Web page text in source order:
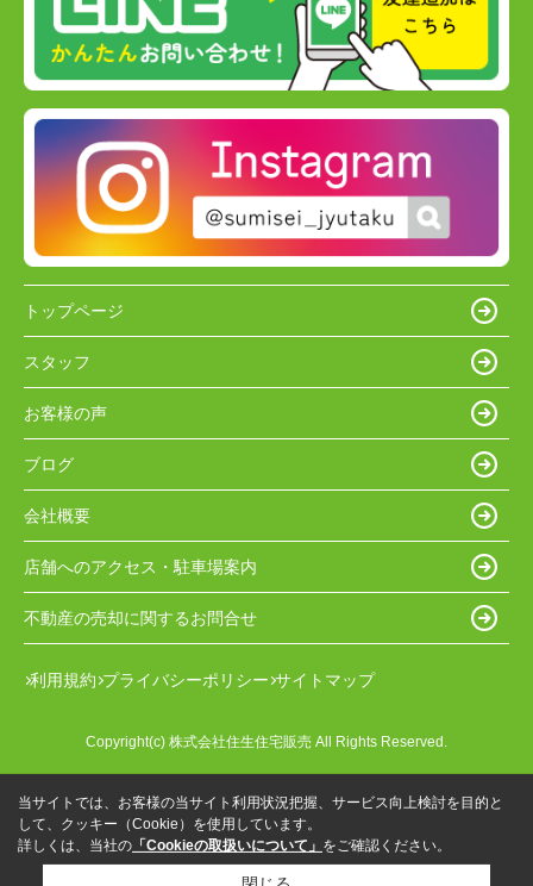
トップページ
スタッフ
お客様の声
ブログ
会社概要
店舗へのアクセス・駐車場案内
不動産の売却に関するお問合せ
利用規約 プライバシーポリシー サイトマップ
Copyright(c) 株式会社住生住宅販売 All Rights Reserved.
当サイトでは、お客様の当サイト利用状況把握、サービス向上検討を目的と
して、クッキー（Cookie）を使用しています。
詳しくは、当社の 「Cookieの取扱いについて」 をご確認ください。